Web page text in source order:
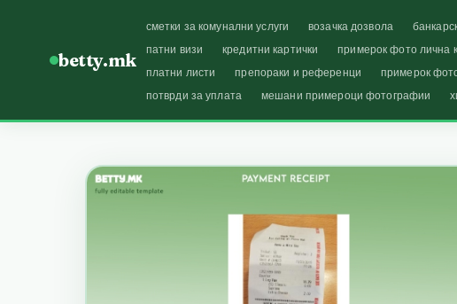
betty.mk
сметки за комунални услуги возачка дозвола
патни визи
кредитни картички примерок фото лична
платни листи
препораки и референци примерок
потврди за уплата
мешани примероци фотографии